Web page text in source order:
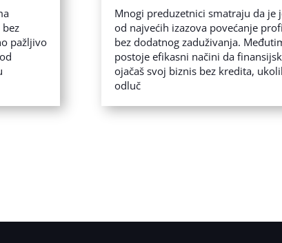
pažljivo
Mnogi preduzetnici smatraju da je
od najvećih izazova povećanje
bez dodatnog zaduživanja.
postoje efikasni načini da
ojačaš svoj biznis bez kredita,
odluč